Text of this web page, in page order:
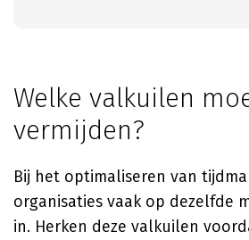
Welke valkuilen
vermijden?
Bij het optimaliseren van
organisaties vaak op dezelfde
in. Herken deze valkuilen